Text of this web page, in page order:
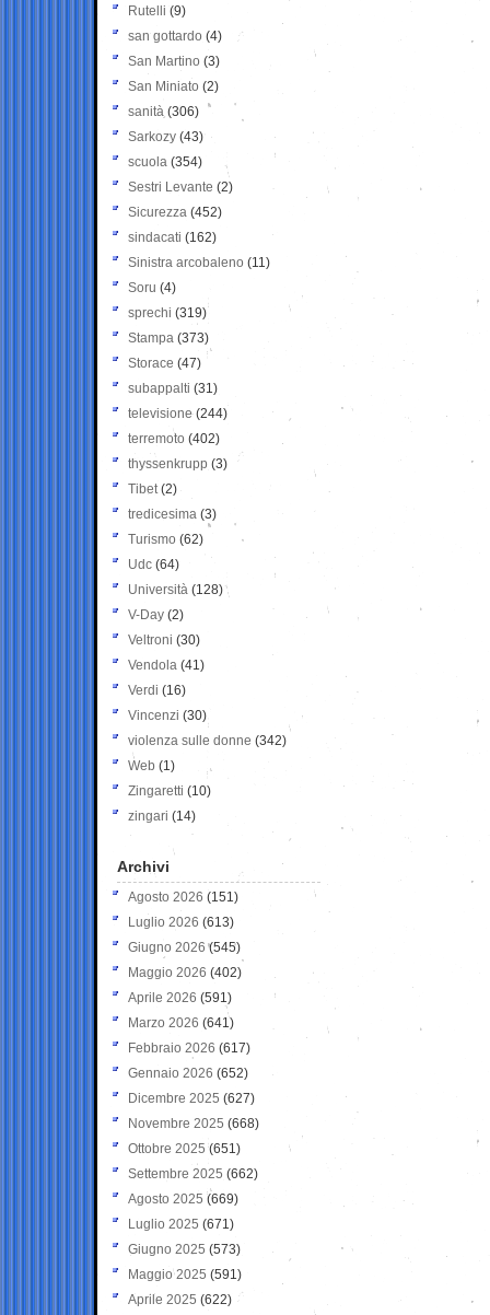
Rutelli (9)
san gottardo (4)
San Martino (3)
San Miniato (2)
sanità (306)
Sarkozy (43)
scuola (354)
Sestri Levante (2)
Sicurezza (452)
sindacati (162)
Sinistra arcobaleno (11)
Soru (4)
sprechi (319)
Stampa (373)
Storace (47)
subappalti (31)
televisione(244)
terremoto (402)
thyssenkrupp (3)
Tibet(2)
tredicesima (3)
Turismo (62)
Udc (64)
Università (128)
V-Day (2)
Veltroni (30)
Vendola (41)
Verdi (16)
Vincenzi (30)
violenza sulle donne (342)
Web (1)
Zingaretti (10)
zingari (14)
Archivi
Agosto 2026 (151)
Luglio 2026 (613)
Giugno 2026 (545)
Maggio 2026 (402)
Aprile 2026 (591)
Marzo 2026 (641)
Febbraio 2026 (617)
Gennaio 2026 (652)
Dicembre 2025 (627)
Novembre 2025 (668)
Ottobre 2025 (651)
Settembre 2025 (662)
Agosto 2025 (669)
Luglio 2025 (671)
Giugno 2025 (573)
Maggio 2025 (591)
Aprile 2025 (622)